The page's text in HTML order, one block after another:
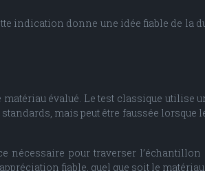
indication donne une idée fiable de la
évalué. Le test classique utilise
mais peut être faussée lorsque
nécessaire pour traverser l’échantillon
fiable, quel que soit le